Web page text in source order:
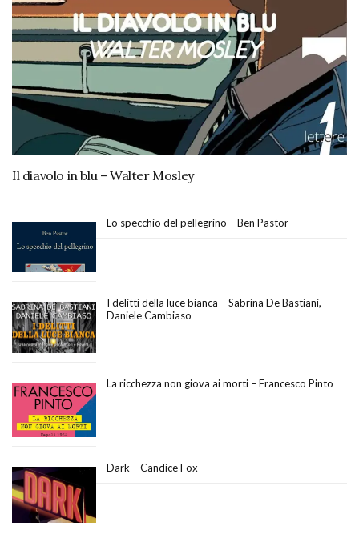
Il diavolo in blu – Walter Mosley
Lo specchio del pellegrino – Ben Pastor
I delitti della luce bianca – Sabrina De Bastiani,
Daniele Cambiaso
La ricchezza non giova ai morti – Francesco Pinto
Dark – Candice Fox